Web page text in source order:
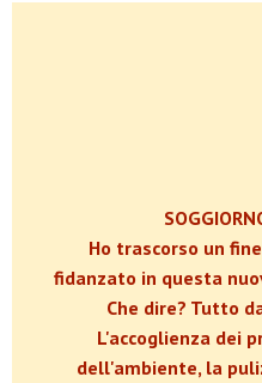
Ho trascorso un
fidanzato in questa
Che dire? Tutto
L'accoglienza dei
dell'ambiente, la